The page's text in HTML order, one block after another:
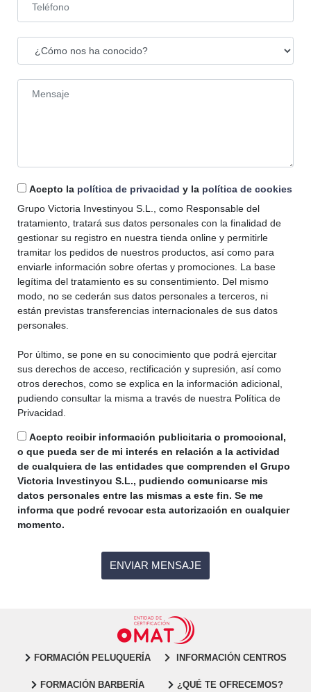
Acepto la política de privacidad y la política de cookies
Grupo Victoria Investinyou S.L., como Responsable del
tratamiento, tratará sus datos personales con la finalidad de
gestionar su registro en nuestra tienda online y permitirle
tramitar los pedidos de nuestros productos, así como para
enviarle información sobre ofertas y promociones. La base
legítima del tratamiento es su consentimiento. Del mismo
modo, no se cederán sus datos personales a terceros, ni
están previstas transferencias internacionales de sus datos
personales.
Por último, se pone en su conocimiento que podrá ejercitar
sus derechos de acceso, rectificación y supresión, así como
otros derechos, como se explica en la información adicional,
pudiendo consultar la misma a través de nuestra Política de
Privacidad.
Acepto recibir información publicitaria o promocional,
o que pueda ser de mi interés en relación a la actividad
de cualquiera de las entidades que comprenden el Grupo
Victoria Investinyou S.L., pudiendo comunicarse mis
datos personales entre las mismas a este fin. Se me
informa que podré revocar esta autorización en cualquier
momento.
FORMACIÓN PELUQUERÍA
FORMACIÓN BARBERÍA
INFORMACIÓN CENTROS
¿QUÉ TE OFRECEMOS?